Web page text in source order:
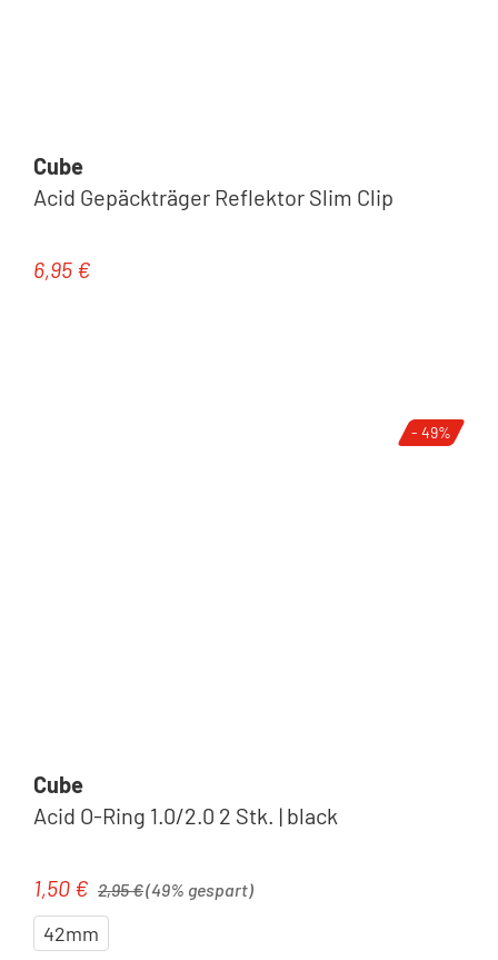
Cube
Acid Gepäckträger Reflektor Slim Clip
Regulärer Preis:
6,95 €
- 49%
Cube
Acid O-Ring 1.0/2.0 2 Stk. | black
Verkaufspreis:
1,50 € Regulärer Preis:
2,95 €(49% gespart)
42mm